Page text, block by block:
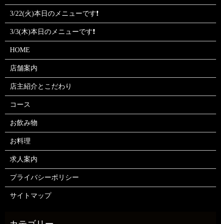
3/22(火)本日のメニューです❗
3/3(木)本日のメニューです❗
HOME
店舗案内
店主紹介とこだわり
コース
お飲み物
お料理
求人案内
プライバシーポリシー
サイトマップ